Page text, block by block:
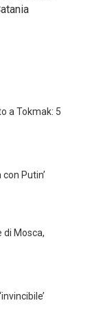
a Tokmak: 5
Putin’
di Mosca,